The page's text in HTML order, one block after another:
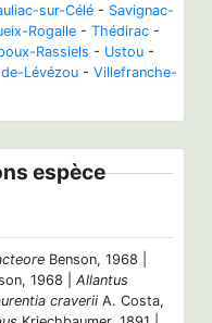
sur-Célé - Savignac-
Rogalle - Thédirac -
Rassiels - Ustou -
Lévézou - Villefranche-
espèce
Benson, 1968 |
1968 | Allantus
craverii A. Costa,